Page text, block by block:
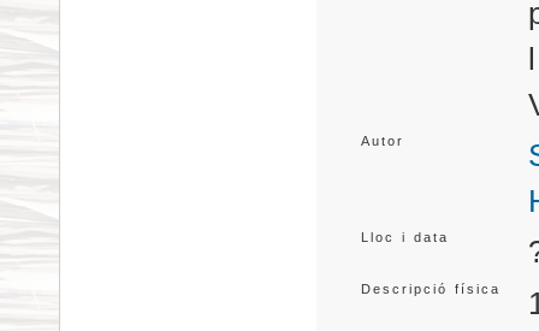
Autor
Lloc i data
Descripció física